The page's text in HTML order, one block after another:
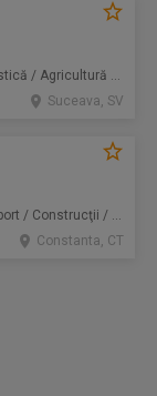
Olanda | Administrativ / Logistică / Agricultură / Silvicultură / Prestări servicii / Producție /
Suceava, SV
Full time | Germania | Transport / Construcţii / Amenajări
Constanta, CT